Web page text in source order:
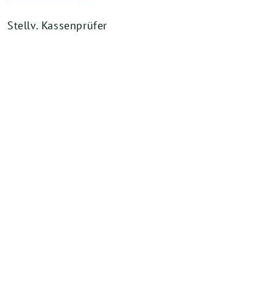
Stellv. Kassenprüfer